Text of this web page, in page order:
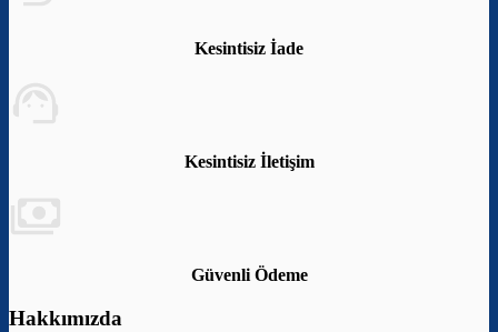
Kesintisiz İade
Kesintisiz İletişim
Güvenli Ödeme
Hakkımızda